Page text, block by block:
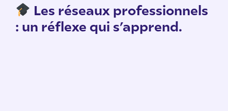
Les réseaux professionnels
: un réflexe qui s’apprend.